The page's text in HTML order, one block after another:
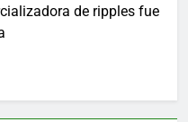
de ripples fue